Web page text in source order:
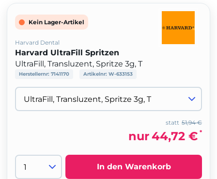
Kein Lager-Artikel
Harvard Dental
Harvard UltraFill Spritzen
UltraFill, Transluzent, Spritze 3g, T
Herstellernr: 7141170 Artikelnr: W-633153
51,94 €
statt
nur44,72 € *
In den Warenkorb